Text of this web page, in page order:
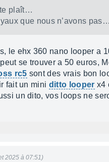
te plaît…
que nous n’avons pas…
le ehx 360 nano looper a
se trouver a 50 euros,
rc5 sont des vrais bon
fait un mini ditto looper x4
un dito, vos loops ne
2025 à 07:51)